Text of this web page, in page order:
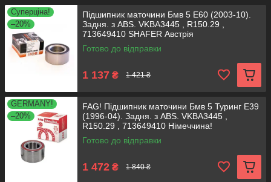
Суперціна!
–20%
Підшипник маточини Бмв 5 Е60 (2003-10).
Задня. з ABS. VKBA3445 , R150.29 ,
713649410 SHAFER Австрія
Готово до відправки
1 137 ₴ 1 421 ₴
GERMANY!
–20%
FAG! Підшипник маточини Бмв 5 Туринг Е39
(1996-04). Задня. з ABS. VKBA3445 ,
R150.29 , 713649410 Німеччина!
Готово до відправки
1 472 ₴ 1 840 ₴